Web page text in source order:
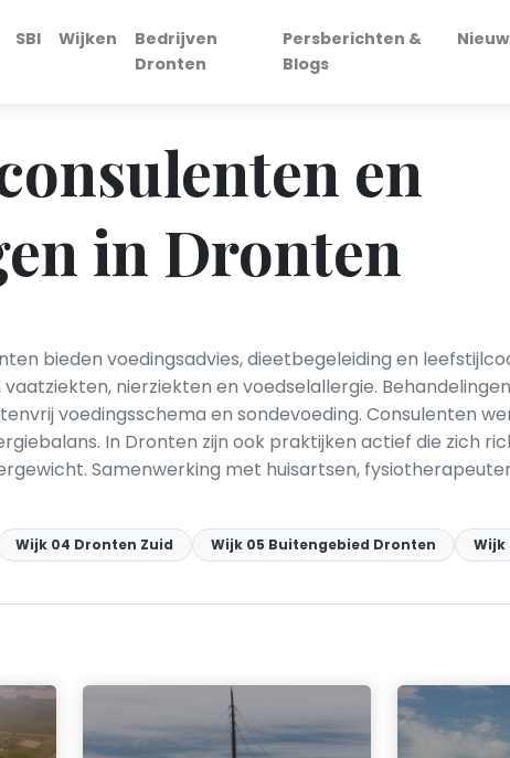
SBI Wijken
Bedrijven
Dronten
Persberichten &
Blogs
en
in Dronten
bieden voedingsadvies, dieetbegeleiding en
nierziekten en voedselallergie.
voedingsschema en sondevoeding. Consulenten
In Dronten zijn ook praktijken actief die zich
Samenwerking met huisartsen,
Wijk 04 Dronten Zuid Wijk 05 Buitengebied Dronten
Wijk